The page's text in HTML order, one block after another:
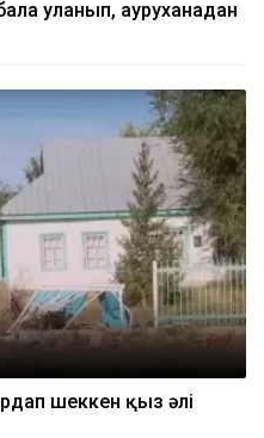
уланып, ауруханадан
шеккен қыз әлі